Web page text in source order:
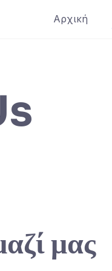
Αρχική
μας